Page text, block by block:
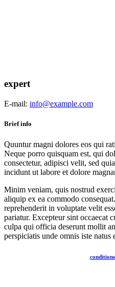
expert
E-mail: info@example.com
Brief info
Quuntur magni dolores eos qui
Neque porro quisquam est, qui
consectetur, adipisci velit, sed
incidunt ut labore et dolore
Minim veniam, quis nostrud
aliquip ex ea commodo
reprehenderit in voluptate velit
pariatur. Excepteur sint occaecat
culpa qui officia deserunt mollit
perspiciatis unde omnis iste natus